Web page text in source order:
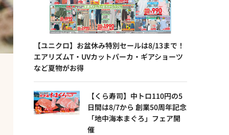
【ユニクロ】お盆休み特別セールは8/13まで！
エアリズムT・UVカットパーカ・ギアショーツ
など夏物がお得
【くら寿司】中トロ110円の5
日間は8/7から 創業50周年記念
「地中海本まぐろ」フェア開
催